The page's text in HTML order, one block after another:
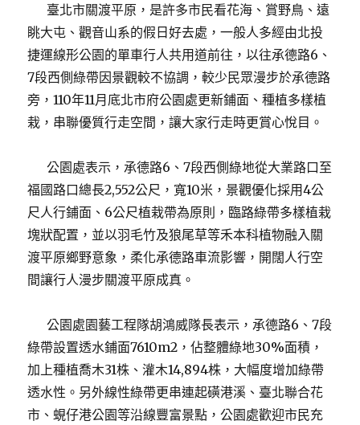
臺北市關渡平原，是許多市民看花海、賞野鳥、遠
眺大屯、觀音山系的假日好去處，一般人多經由北投
捷運線形公園的單車行人共用道前往，以往承德路6、
7段西側綠帶因景觀較不協調，較少民眾漫步於承德路
旁，110年11月底北市府公園處更新鋪面、種植多樣植
栽，串聯優質行走空間，讓大家行走時更賞心悅目。
公園處表示，承德路6、7段西側綠地從大業路口至
福國路口總長2,552公尺，寬10米，景觀優化採用4公
尺人行鋪面、6公尺植栽帶為原則，臨路綠帶多樣植栽
塊狀配置，並以羽毛竹及狼尾草等禾本科植物融入關
渡平原鄉野意象，柔化承德路車流影響，開闊人行空
間讓行人漫步關渡平原成真。
公園處園藝工程隊胡鴻威隊長表示，承德路6、7段
綠帶設置透水鋪面7610m2，佔整體綠地30%面積，
加上種植喬木31株、灌木14,894株，大幅度增加綠帶
透水性。另外線性綠帶更串連起磺港溪、臺北聯合花
市、蜆仔港公園等沿線豐富景點，公園處歡迎市民充